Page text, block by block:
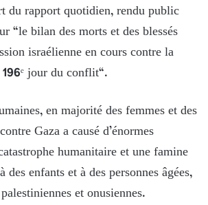
du rapport quotidien, rendu public
“le bilan des morts et des blessés
israélienne en cours contre la
jour du conflit“.
en majorité des femmes et des
Gaza a causé d’énormes
humanitaire et une famine
enfants et à des personnes âgées,
et onusiennes.